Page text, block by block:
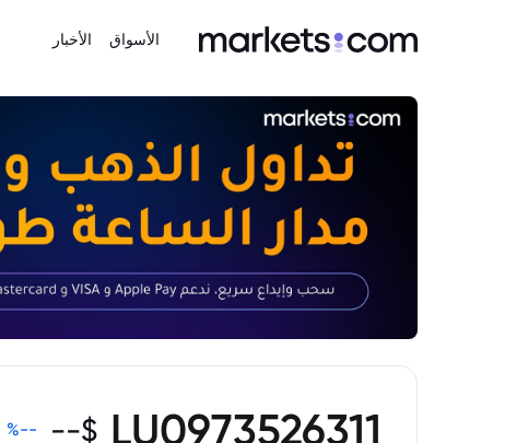
الأسواق الأخبار
LU0973526311
$
--
--
%